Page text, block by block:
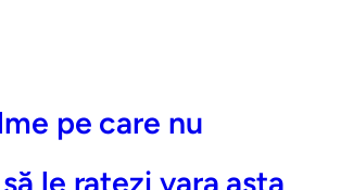
pe care nu
le ratezi vara asta